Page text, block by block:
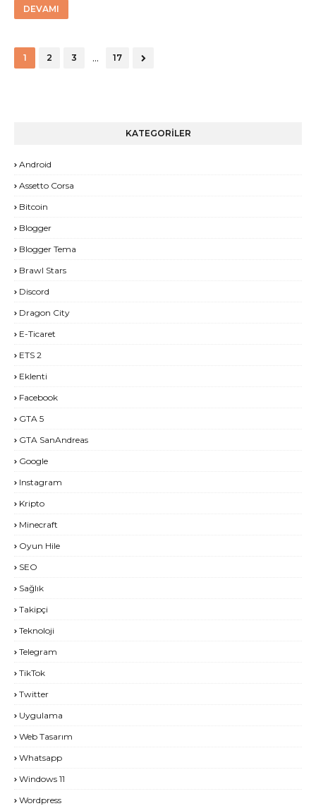
DEVAMI
1 2 3 ... 17
KATEGORİLER
Android
Assetto Corsa
Bitcoin
Blogger
Blogger Tema
Brawl Stars
Discord
Dragon City
E-Ticaret
ETS 2
Eklenti
Facebook
GTA 5
GTA SanAndreas
Google
Instagram
Kripto
Minecraft
Oyun Hile
SEO
Sağlık
Takipçi
Teknoloji
Telegram
TikTok
Twitter
Uygulama
Web Tasarım
Whatsapp
Windows 11
Wordpress